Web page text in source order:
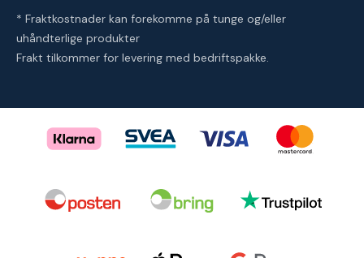
* Fraktkostnader kan forekomme på tunge og/eller
uhåndterlige produkter
Frakt tilkommer for levering med bedriftspakke.